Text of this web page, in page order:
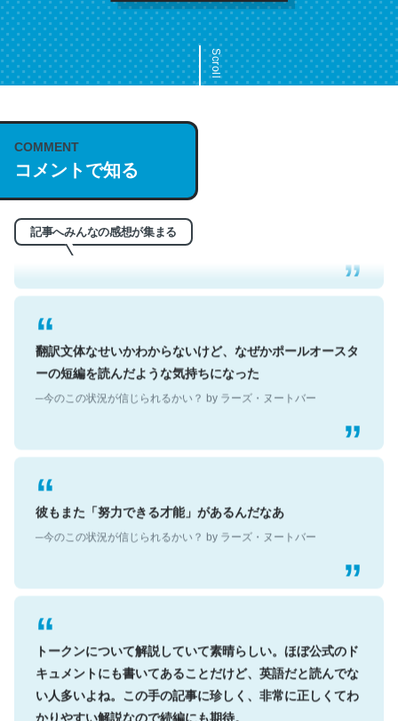
Scroll
COMMENT
コメントで知る
記事へみんなの感想が集まる
これは名文。彼はとてもクレバーなんだろうなと凄く思
う。英語少しでも読める人は原文もお勧め。自分はこの流
れ好き。Let’s Fucking Go. Then Covid hit. Shit.
─今のこの状況が信じられるかい？ by ラーズ・ヌートバー
翻訳文体なせいかわからないけど、なぜかポールオースタ
ーの短編を読んだような気持ちになった
─今のこの状況が信じられるかい？ by ラーズ・ヌートバー
彼もまた「努力できる才能」があるんだなあ
─今のこの状況が信じられるかい？ by ラーズ・ヌートバー
トークンについて解説していて素晴らしい。ほぼ公式のド
キュメントにも書いてあることだけど、英語だと読んでな
い人多いよね。この手の記事に珍しく、非常に正しくてわ
かりやすい解説なので続編にも期待。